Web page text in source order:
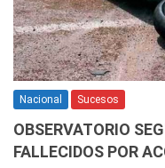
Nacional Sucesos
OBSERVATORIO
FALLECIDOS POR